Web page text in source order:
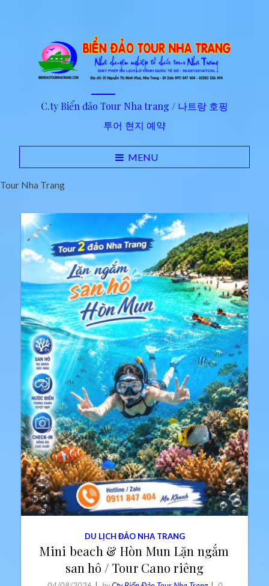
C.ty Biển đảo Tour Nha trang / 나트랑 호핑
투어 현지 예약
MENU
Tour Nha Trang
DU LỊCH ĐẢO NHA TRANG
Mini beach & Hòn Mun Lặn ngắm
san hô / Tour Cano riêng